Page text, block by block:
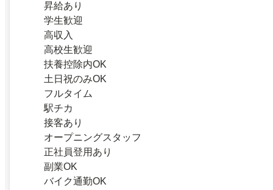
昇給あり
学生歓迎
高収入
高校生歓迎
扶養控除内OK
土日祝のみOK
フルタイム
駅チカ
接客あり
オープニングスタッフ
正社員登用あり
副業OK
バイク通勤OK